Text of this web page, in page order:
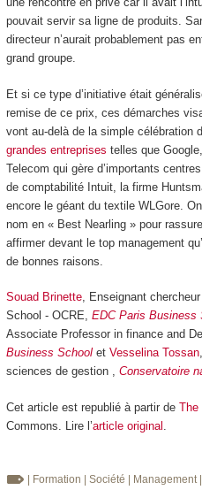
pouvait servir sa ligne de produits.
directeur n’aurait probablement pas
grand groupe.
Et si ce type d’initiative était
remise de ce prix, ces démarches
vont au-delà de la simple célébration
grandes entreprises telles que
Telecom qui gère d’importants
de comptabilité Intuit, la firme
encore le géant du textile WLGore.
nom en « Best Nearling » pour
affirmer devant le top management
de bonnes raisons.
Souad Brinette, Enseignant
School - OCRE, EDC Paris Business
Associate Professor in finance and
Business Schoolet Vesselina Tossan
sciences de gestion , Conservatoire
Cet article est republié à partir de The
Commons. Lire l’article original
| Formation | Société | Management